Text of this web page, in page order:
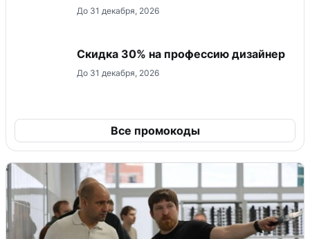
До 31 декабря, 2026
Скидка 30% на профессию дизайнер
До 31 декабря, 2026
Все промокоды